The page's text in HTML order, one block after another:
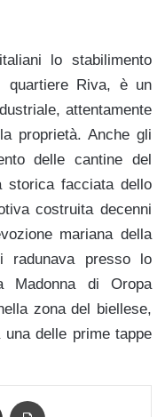
lo stabilimento
quartiere Riva, è un
attentamente
proprietà. Anche gli
delle cantine del
storica facciata dello
costruita decenni
mariana della
radunava presso lo
Madonna di Oropa
zona del biellese,
delle prime tappe
Condividi via mail